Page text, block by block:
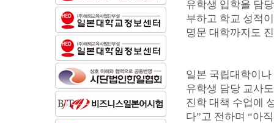
유학생 입학을 담
부하고 학교 성적
명문 대학까지도
일본 국립대학이
유학생 담당 교사
진학 대책 수업에
다”고 전하며 “아